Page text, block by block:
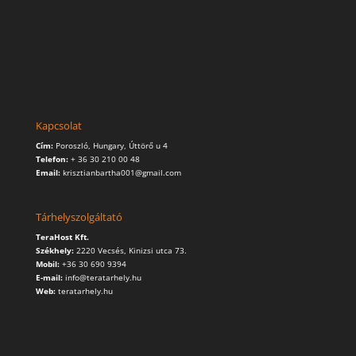
Kapcsolat
Cím: Poroszló, Hungary, Úttörő u 4
Telefon:+ 36 30 210 00 48
Email:krisztianbartha001@gmail.com
Tárhelyszolgáltató
TeraHost Kft.
Székhely: 2220 Vecsés, Kinizsi utca 73.
Mobil: +36 30 690 9394
E-mail: info@teratarhely.hu
Web: teratarhely.hu